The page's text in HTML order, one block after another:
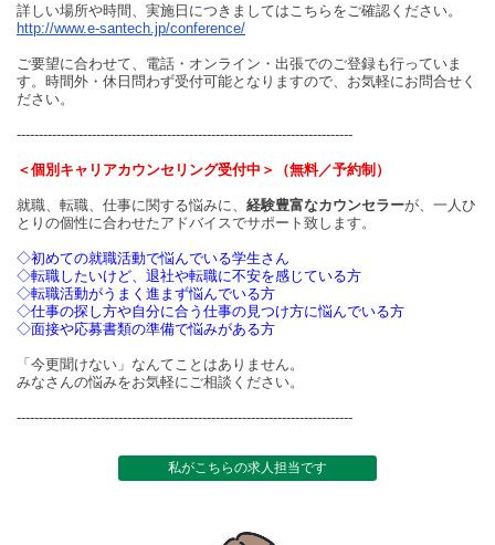
詳しい場所や時間、実施日につきましてはこちらをご確認ください。
http://www.e-santech.jp/conference/
ご要望に合わせて、電話・オンライン・出張でのご登録も行っていま
す。時間外・休日問わず受付可能となりますので、お気軽にお問合せく
ださい。
----------------------------------------------------------------------------
＜個別キャリアカウンセリング受付中＞（無料／予約制）
就職、転職、仕事に関する悩みに、 経験豊富なカウンセラーが、一人ひ
とりの個性に合わせたアドバイスでサポート致します。
◇初めての就職活動で悩んでいる学生さん
◇転職したいけど、退社や転職に不安を感じている方
◇転職活動がうまく進まず悩んでいる方
◇仕事の探し方や自分に合う仕事の見つけ方に悩んでいる方
◇面接や応募書類の準備で悩みがある方
「今更聞けない」なんてことはありません。
みなさんの悩みをお気軽にご相談ください。
----------------------------------------------------------------------------
私がこちらの求人担当です